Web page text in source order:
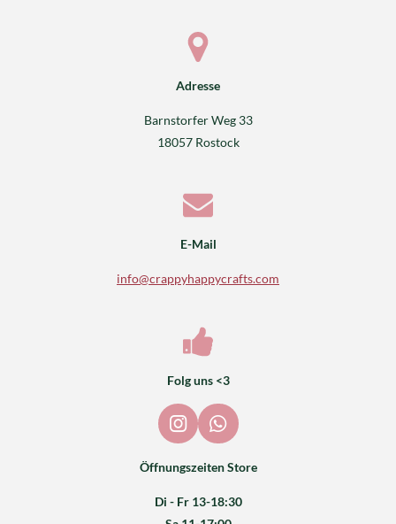
Adresse
Barnstorfer Weg 33
18057 Rostock
E-Mail
info@crappyhappycrafts.com
Folg uns <3
I
n
s
a
g
W
h
a
s
A
Öffnungszeiten Store
Di - Fr 13-18:30